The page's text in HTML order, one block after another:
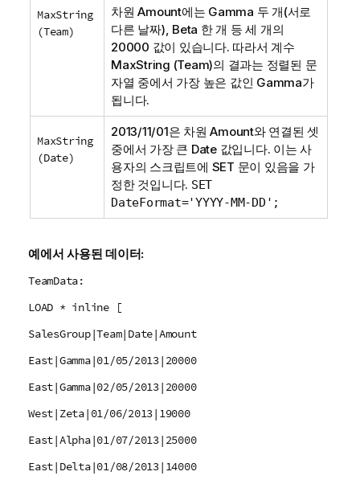
MaxString
(Team)
차원Amount에는 Gamma 두 개(서로
다른 날짜), Beta 한 개 등 세 개의
20000 값이 있습니다. 따라서 계수
MaxString (Team)의 결과는 정렬된 문
자열 중에서 가장 높은 값인 Gamma가
됩니다.
MaxString
(Date)
2013/11/01은 차원Amount와 연결된 셋
중에서 가장 큰 Date값입니다. 이는 사
용자의 스크립트에 SET 문이 있음을 가
정한 것입니다. SET
DateFormat='YYYY-MM-DD';
예에서 사용된 데이터:
TeamData:
LOAD * inline [
SalesGroup|Team|Date|Amount
East|Gamma|01/05/2013|20000
East|Gamma|02/05/2013|20000
West|Zeta|01/06/2013|19000
East|Alpha|01/07/2013|25000
East|Delta|01/08/2013|14000